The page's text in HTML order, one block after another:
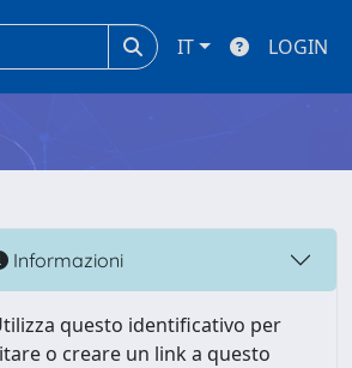
IT LOGIN
Informazioni
questo identificativo per
o creare un link a questo